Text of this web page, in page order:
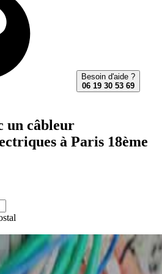
Besoin d'aide ?
06 19 30 53 69
un câbleur
à Paris 18ème